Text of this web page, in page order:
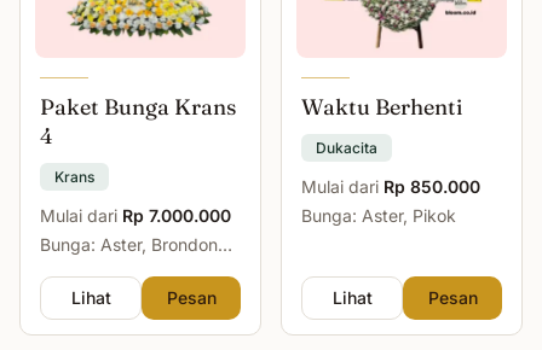
Paket Bunga Krans
4
Krans
Mulai dari Rp 7.000.000
Bunga: Aster, Brondong,
Lihat
Pesan
Waktu Berhenti
Dukacita
Mulai dari Rp 850.000
Bunga: Aster, Pikok
Lihat Pesan